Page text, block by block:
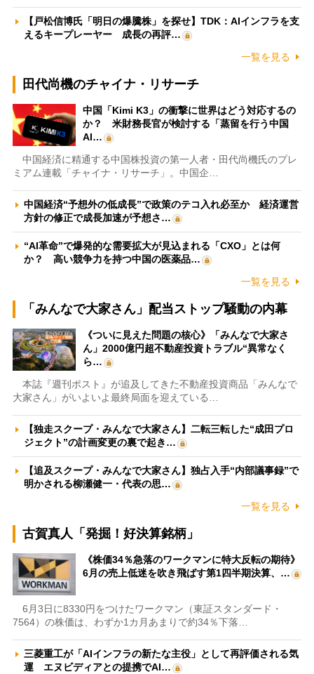
【戸松信博氏「明日の爆騰株」を探せ】TDK：AIインフラを支
えるキープレーヤー 成長の再評…
一覧を見る
田代尚機のチャイナ・リサーチ
中国「Kimi K3」の衝撃に世界はどう対応するの
か？ 米財務長官が検討する「蒸留を行う中国
AI…
中国経済に精通する中国株投資の第一人者・田代尚機氏のプレ
ミアム連載「チャイナ・リサーチ」。中国企…
中国経済“予想外の低成長”で政策のテコ入れ必至か 経済運営
方針の修正で成長加速が予想さ…
“AI革命”で爆発的な需要拡大が見込まれる「CXO」とは何
か？ 高い競争力を持つ中国の医薬品…
一覧を見る
「みんなで大家さん」配当ストップ騒動の内幕
《ついに見えた問題の核心》「みんなで大家さ
ん」2000億円超不動産投資トラブル“異常なく
ら…
本誌『週刊ポスト』が追及してきた不動産投資商品「みんなで
大家さん」がいよいよ最終局面を迎えている…
【独走スクープ・みんなで大家さん】二転三転した“成田プロ
ジェクト”の計画変更の裏で起き…
【追及スクープ・みんなで大家さん】独占入手“内部議事録”で
明かされる柳瀬健一・代表の思…
一覧を見る
古賀真人「発掘！好決算銘柄」
《株価34％急落のワークマンに特大反転の期待》
6月の売上低迷を吹き飛ばす第1四半期決算、…
6月3日に8330円をつけたワークマン（東証スタンダード・
7564）の株価は、わずか1カ月あまりで約34％下落…
三菱重工が「AIインフラの新たな主役」として再評価される気
運 エヌビディアとの提携でAI…